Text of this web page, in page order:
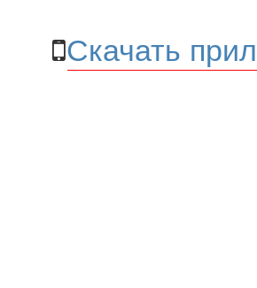
Скачать